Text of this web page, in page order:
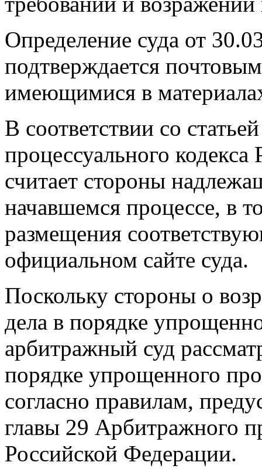
Определение суда от
подтверждается
имеющимися в
В соответствии со
процессуального
считает стороны
начавшемся процессе, в
размещения
официальном сайте суда.
Поскольку стороны о
дела в порядке
арбитражный суд
порядке упрощенного
согласно правилам,
главы 29 Арбитражного
Российской Федерации.